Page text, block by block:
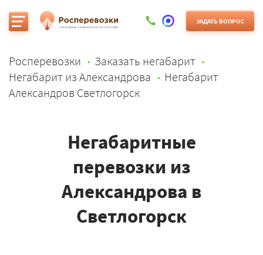
ЗАДАТЬ ВОПРОС
Росперевозки
Заказать негабарит
Негабарит из Александрова
Негабарит
Александров Светлогорск
Негабаритные
перевозки из
Александрова в
Светлогорск